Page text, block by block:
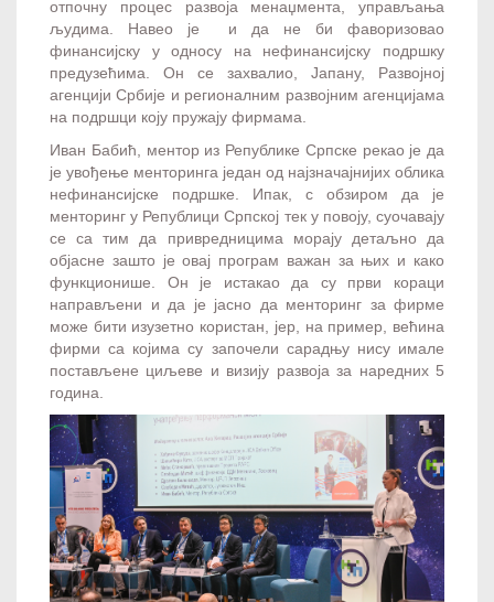
отпочну процес развоја менаџмента, управљања
људима. Навео је и да не би фаворизовао
финансијску у односу на нефинансијску подршку
предузећима. Он се захвалио, Јапану, Развојној
агенцији Србије и регионалним развојним агенцијама
на подршци коју пружају фирмама.
Иван Бабић, ментор из Републике Српске рекао је да
је увођење менторинга један од најзначајнијих облика
нефинансијске подршке. Ипак, с обзиром да је
менторинг у Републици Српској тек у повоју, суочавају
се са тим да привредницима морају детаљно да
објасне зашто је овај програм важан за њих и како
функционише. Он је истакао да су први кораци
направљени и да је јасно да менторинг за фирме
може бити изузетно користан, јер, на пример, већина
фирми са којима су започели сарадњу нису имале
постављене циљеве и визију развоја за наредних 5
година.